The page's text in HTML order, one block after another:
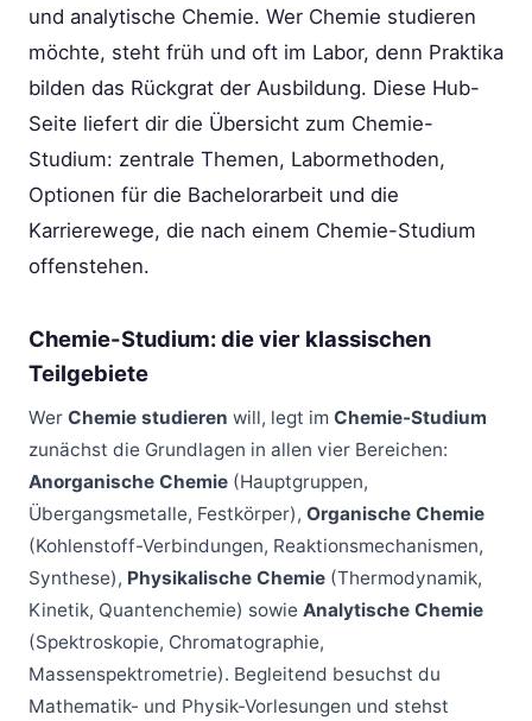
und analytische Chemie. Wer Chemie studieren
möchte, steht früh und oft im Labor, denn Praktika
bilden das Rückgrat der Ausbildung. Diese Hub-
Seite liefert dir die Übersicht zum Chemie-
Studium: zentrale Themen, Labormethoden,
Optionen für die Bachelorarbeit und die
Karrierewege, die nach einem Chemie-Studium
offenstehen.
Chemie-Studium: die vier klassischen
Teilgebiete
Wer Chemie studieren will, legt im Chemie-Studium
zunächst die Grundlagen in allen vier Bereichen:
Anorganische Chemie (Hauptgruppen,
Übergangsmetalle, Festkörper), Organische Chemie
(Kohlenstoff-Verbindungen, Reaktionsmechanismen,
Synthese), Physikalische Chemie (Thermodynamik,
Kinetik, Quantenchemie) sowie Analytische Chemie
(Spektroskopie, Chromatographie,
Massenspektrometrie). Begleitend besuchst du
Mathematik- und Physik-Vorlesungen und stehst